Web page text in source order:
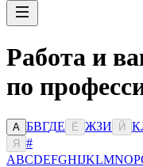
Работа и
по
А БВГДЕ Ё ЖЗИ Й К
Я
#
ABCDEFGHIJKLMNOP